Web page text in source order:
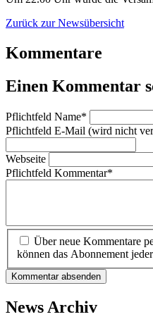
Zurück zur Newsübersicht
Kommentare
Einen Kommentar
Pflichtfeld Name*
Pflichtfeld E-Mail (wird nicht
Webseite
Pflichtfeld Kommentar*
Über neue Kommentare
können das Abonnement
Kommentar absenden
News Archiv